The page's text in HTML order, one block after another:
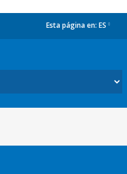
Esta página en: ES